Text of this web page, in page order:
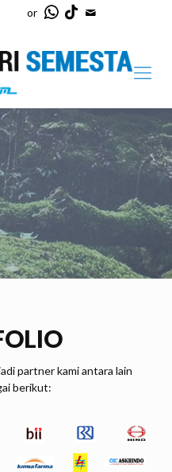
or
partner kami antara lain
berikut: